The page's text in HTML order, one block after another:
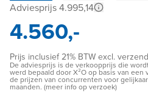
Adviesprijs 4.995,14
4.560,-
Prijs inclusief 21% BTW excl.
De adviesprijs is de verkoopprijs die
werd bepaald door X²O op basis van
de prijzen van concurrenten voor
maanden. (meer info op verzoek)